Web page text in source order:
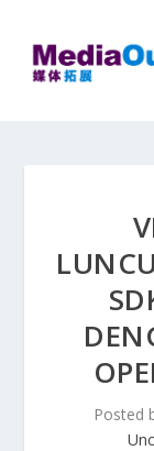
Posted